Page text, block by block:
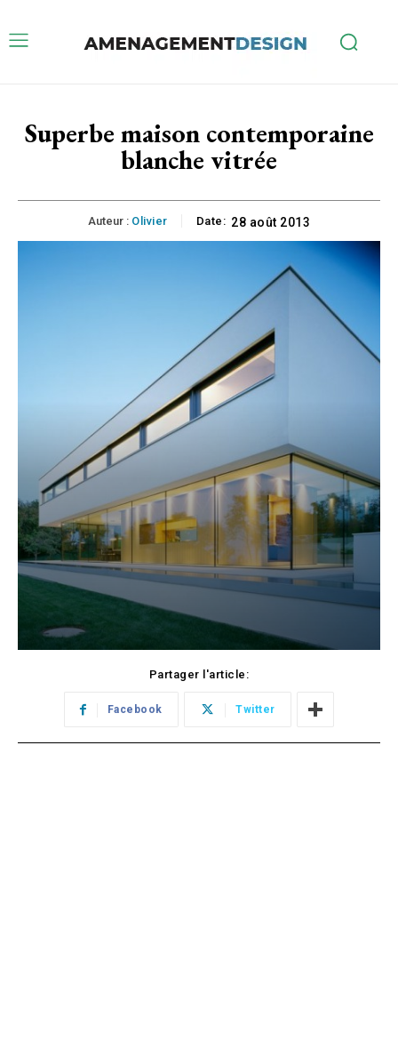
Superbe maison contemporaine
blanche vitrée
Auteur : Olivier Date: 28 août 2013
Partager l'article:
Facebook Twitter